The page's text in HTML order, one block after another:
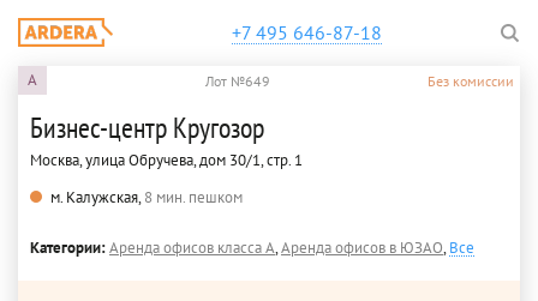
+7 495 646-87-18
A Лот №649 Без комиссии
Бизнес-центр Кругозор
Москва, улица Обручева, дом 30/1, стр. 1
м. Калужская,8 мин. пешком
Категории:Аренда офисов класса A,Аренда офисов в ЮЗАО,Все